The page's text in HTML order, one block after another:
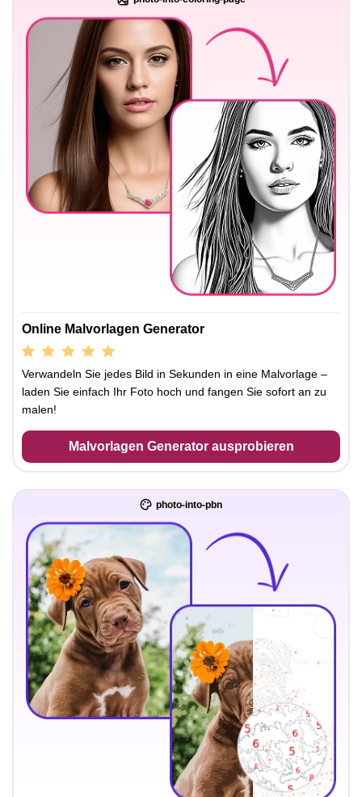
Online Malvorlagen Generator
Verwandeln Sie jedes Bild in Sekunden in eine Malvorlage –
laden Sie einfach Ihr Foto hoch und fangen Sie sofort an zu
malen!
Malvorlagen Generator ausprobieren
photo-into-pbn